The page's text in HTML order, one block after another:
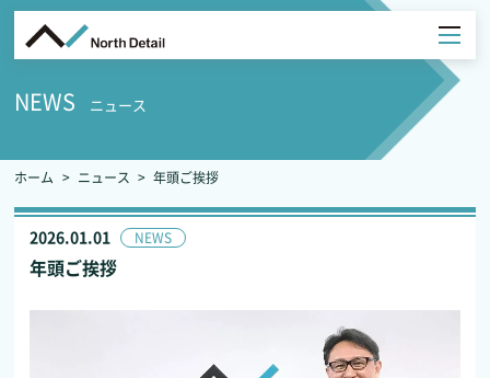
NEWS ニュース
ホーム ニュース 年頭ご挨拶
2026.01.01 NEWS
年頭ご挨拶